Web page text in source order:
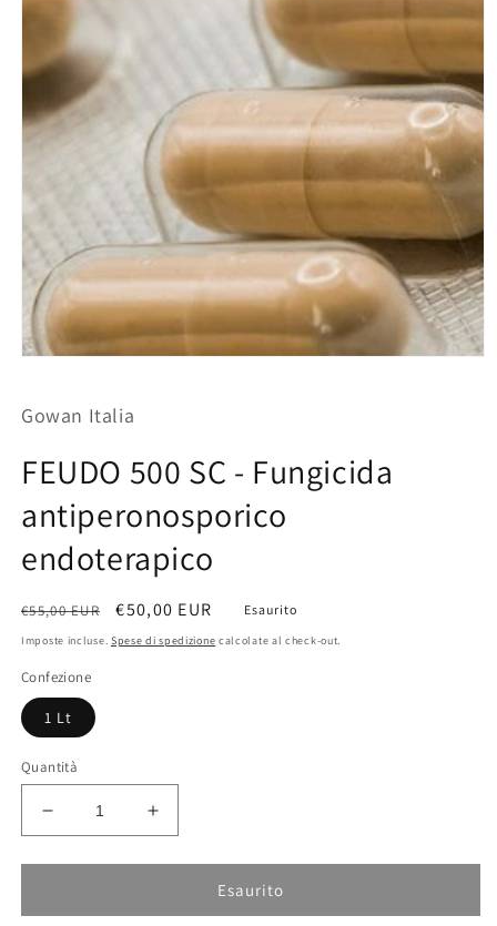
1
modale
Gowan Italia
FEUDO 500 SC - Fungicida
antiperonosporico
endoterapico
Prezzo
di
€55,00 EUR
Prezzo
scontato
€50,00 EUR Esaurito
Imposte incluse. Spese di spedizione calcolate al check-out.
Confezione
1 Lt
Quantità
Diminuisci
quantità
per
500
Aumenta
quantità
per
FEUDO
500
Esaurito